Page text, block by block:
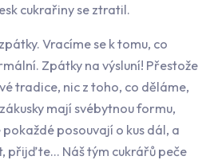
cukrařiny se ztratil.
Vracíme se k tomu, co
Zpátky na výsluní! Přestože
tradice, nic z toho, co děláme,
mají svébytnou formu,
posouvají o kus dál, a
přijďte… Náš tým cukrářů peče